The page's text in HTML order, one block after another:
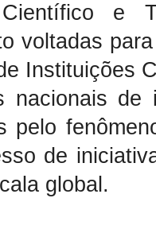
Científico e
voltadas
Instituições
nacionais
pelo
de
global.